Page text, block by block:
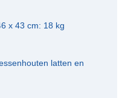
x 43 cm: 18 kg
latten en